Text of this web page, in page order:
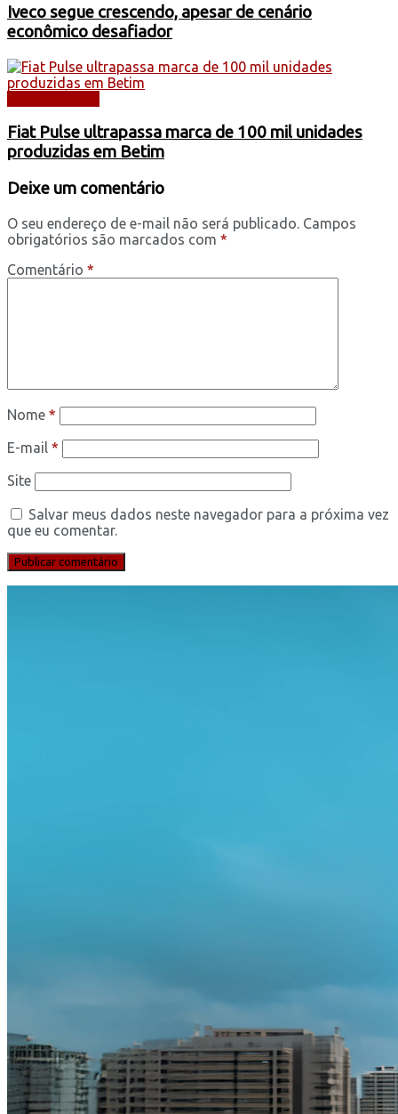
Iveco segue crescendo, apesar de cenário
econômico desafiador
Fiat Pulse ultrapassa marca de 100 mil unidades
produzidas em Betim
Deixe um comentário
O seu endereço de e-mail não será publicado. Campos
obrigatórios são marcados com *
Comentário *
Nome *
E-mail *
Site
Salvar meus dados neste navegador para a próxima vez
que eu comentar.